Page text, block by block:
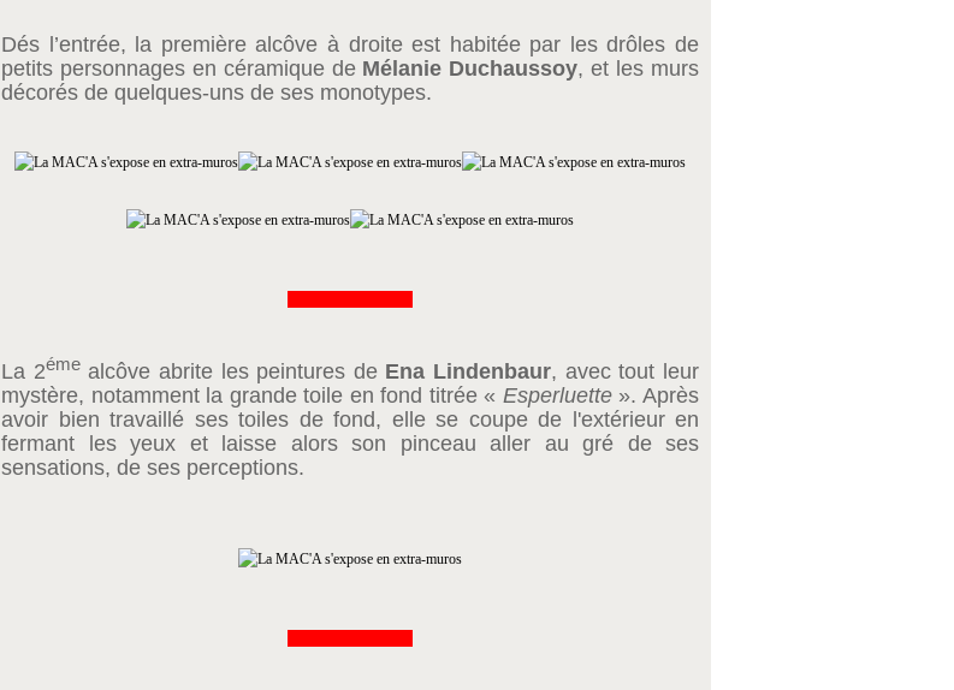
Dés l’entrée, la première alcôve à droite est habitée par les drôles de
petits personnages en céramique de Mélanie Duchaussoy, et les murs
décorés de quelques-uns de ses monotypes.
La 2émealcôve abrite les peintures de Ena Lindenbaur, avec tout leur
mystère, notamment la grande toile en fond titrée « Esperluette». Après
avoir bien travaillé ses toiles de fond, elle se coupe de l'extérieur en
fermant les yeux et laisse alors son pinceau aller au gré de ses
sensations, de ses perceptions.